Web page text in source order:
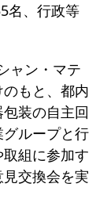
名、行政等
ャン・マテ
もと、都内
装の自主回
ループと行
組に参加す
交換会を実